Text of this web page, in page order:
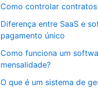
Como controlar
Diferença entre SaaS e
pagamento único
Como funciona um
mensalidade?
O que é um sistema de